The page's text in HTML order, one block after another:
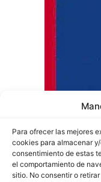
Para ofrecer las mejores
cookies para almacenar
consentimiento de estas
el comportamiento de
sitio. No consentir o